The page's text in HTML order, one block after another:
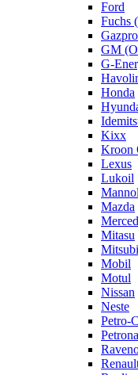
Ford
Fuchs
GM
G-
Honda
Kixx
Kroon
Lexus
Lukoil
Mannol
Mazda
Mitasu
Mobil
Motul
Nissan
Neste
Petro-